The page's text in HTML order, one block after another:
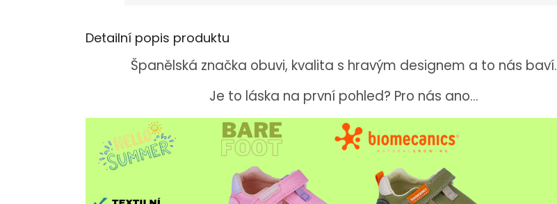
Detailní popis produktu
Španělská značka obuvi, kvalita s hravým designem a to nás baví.
Je to láska na první pohled? Pro nás ano...